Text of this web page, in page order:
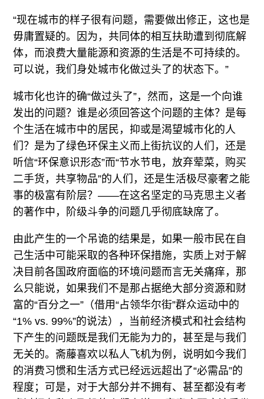
“现在城市的样子很有问题，需要做出修正，这也是
毋庸置疑的。因为，共同体的相互扶助遭到彻底解
体，而浪费大量能源和资源的生活是不可持续的。
可以说，我们身处城市化做过头了的状态下。”
城市化也许的确“做过头了”，然而，这是一个向谁
发出的问题？谁是必须回答这个问题的主体？是每
个生活在城市中的居民，抑或是渴望城市化的人
们？是为了绿色环保主义而上街抗议的人们，还是
听信“环保意识形态”而“节水节电，放弃荤菜，购买
二手货，共享物品”的人们，还是生活极尽豪奢之能
事的极富有阶层？——在这名坚定的马克思主义者
的著作中，阶级斗争的问题几乎彻底缺席了。
由此产生的一个吊诡的结果是，如果一般市民在自
己生活中可能采取的各种环保措施，实质上对于解
决目前各国政府面临的环境问题而言无关痛痒，那
么只能说，如果我们不是那占据绝大部分资源和财
富的“百分之一”（借用“占领华尔街”群众运动中的
“1% vs. 99%”的说法），当前经济模式和社会结构
下产生的问题既是我们无能为力的，甚至是与我们
无关的。斋藤喜欢以私人飞机为例，说明如今我们
的消费习惯和生活方式已经远远超出了“必需品”的
程度；可是，对于大部分并不拥有、甚至都没有考